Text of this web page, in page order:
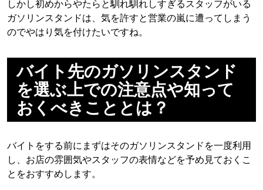
しかし初めからやたらと馴れ馴れしすぎるスタッフがいる
ガソリンスタンドは、気を許すと営業の嵐に遭ってしまう
のでやはり気を付けたいですね。
バイト先のガソリンスタンド
を選ぶ上での注意点や知って
おくべきこととは？
バイトをする前にまずはそのガソリンスタンドを一度利用
し、お店の雰囲気やスタッフの表情などを予め見ておくこ
とをおすすめします。